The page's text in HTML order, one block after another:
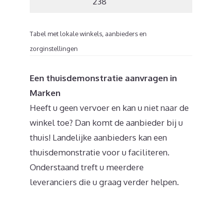
Tabel met lokale winkels, aanbieders en
zorginstellingen
Een thuisdemonstratie aanvragen in
Marken
Heeft u geen vervoer en kan u niet naar de
winkel toe? Dan komt de aanbieder bij u
thuis! Landelijke aanbieders kan een
thuisdemonstratie voor u faciliteren.
Onderstaand treft u meerdere
leveranciers die u graag verder helpen.